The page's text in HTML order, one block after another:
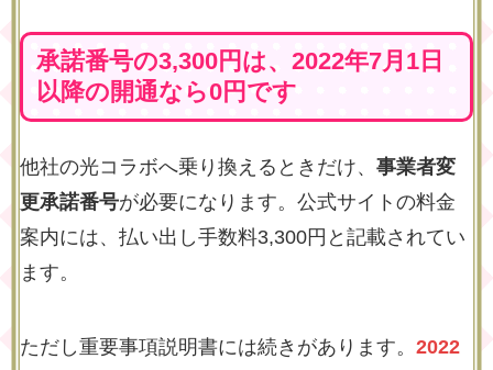
承諾番号の3,300円は、2022年7月1日
以降の開通なら0円です
他社の光コラボへ乗り換えるときだけ、 事業者変
更承諾番号が必要になります。公式サイトの料金
案内には、払い出し手数料3,300円と記載されてい
ます。
ただし重要事項説明書には続きがあります。 2022